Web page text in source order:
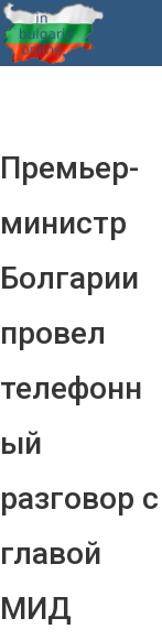
Премьер-
министр
Болгарии
провел
телефонн
ый
разговор с
главой
МИД